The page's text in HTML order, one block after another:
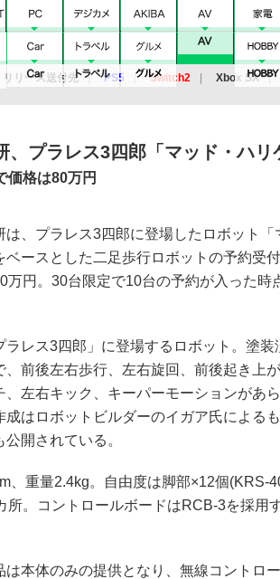
リリース送付先 PS5 Switch2 Xbox SX
、プラレス3四郎「マッド・ハリ
価格は80万円
、プラレス3四郎に登場したロボット「
ベースとした二足歩行ロボットの予約受
万円。30台限定で10台の予約が入った時
レス3四郎」に登場するロボット。塗装
、前後左右歩行、左右旋回、前後起き上
、左右キック、キーパーモーションがあ
成はロボットビルダーのイガア氏による
開されている。
、重量2.4kg。自由度は脚部×12個(KRS-
所。コントロールボードはRCB-3を採用
本体のみの提供となり、無線コントロ